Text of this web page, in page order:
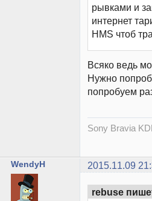
рывками и
интернет
HMS чтоб
Всяко ведь
Нужно
попробуем
Sony Bravia
WendyH 2015.11.09
rebuse